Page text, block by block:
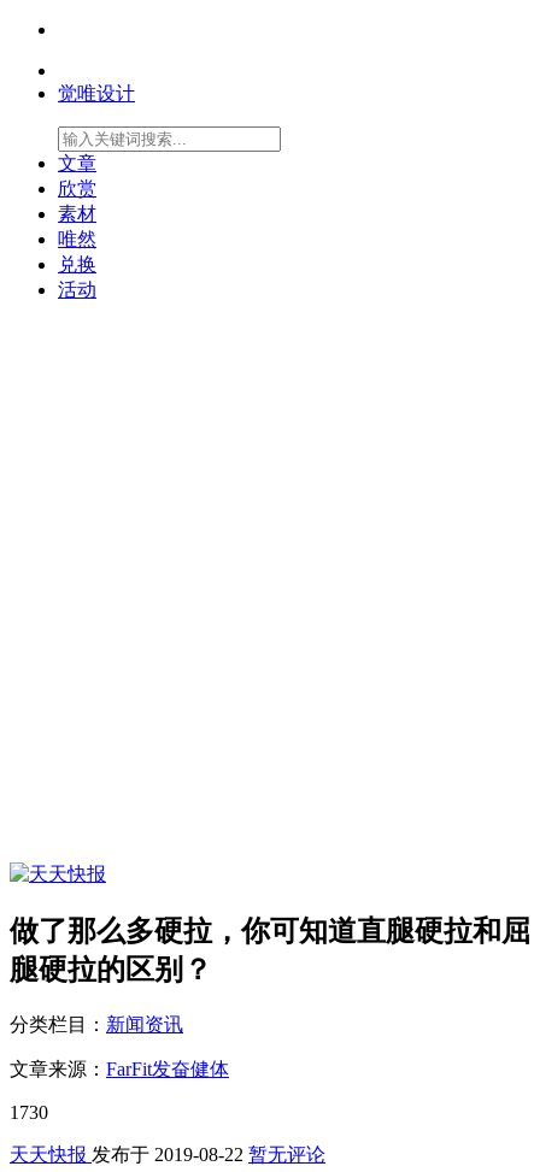
觉唯设计
文章
欣赏
素材
唯然
兑换
活动
做了那么多硬拉，你可知道直腿硬拉和屈
腿硬拉的区别？
分类栏目： 新闻资讯
文章来源： FarFit发奋健体
1730
天天快报 发布于 2019-08-22 暂无评论